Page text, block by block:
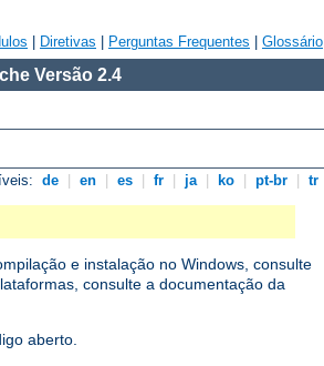
Diretivas Perguntas Frequentes Glossário
Versão 2.4
de en es fr ja ko pt-br tr
e instalação no Windows, consulte
consulte a documentação da
aberto.